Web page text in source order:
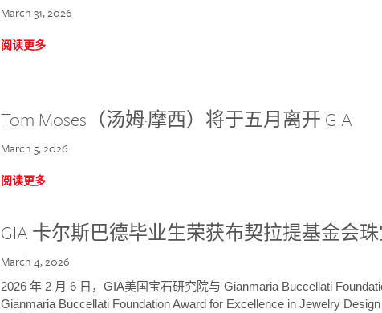
March 31, 2026
阅读更多
Tom Moses（汤姆·摩西）将于五月离开 GIA
March 5, 2026
阅读更多
GIA 卡尔斯巴德毕业生荣获布契拉提基金会
March 4, 2026
2026 年 2 月 6 日，GIA美国宝石研究院与 Gianmaria Buccellati
Gianmaria Buccellati Foundation Award for Excellence in Jewelry